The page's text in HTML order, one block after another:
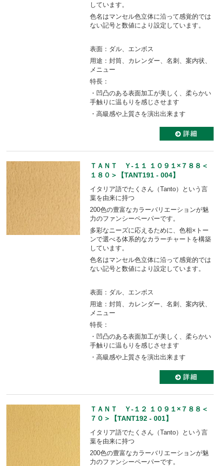
しています。
色名はマンセル色立体に沿って感覚的では
ない記号と数値により設定しています。
表面：ダル、エンボス
用途：封筒、カレンダー、名刺、案内状、
メニュー
特長：
・凹凸のある表面加工が美しく、柔らかい
手触りに温もりを感じさせます
・高級感や上質さを演出出来ます
ＴＡＮＴ Ｙ-１１ １０９１×７８８＜
１８０＞【TANT191 - 004】
イタリア語でたくさん（Tanto）という言
葉を由来に持つ
200色の豊富なカラーバリエーションが魅
力のファンシーペーパーです。
多彩なニーズに応えるために、色相×トー
ンで選べる体系的なカラーチャートを構築
しています。
色名はマンセル色立体に沿って感覚的では
ない記号と数値により設定しています。
表面：ダル、エンボス
用途：封筒、カレンダー、名刺、案内状、
メニュー
特長：
・凹凸のある表面加工が美しく、柔らかい
手触りに温もりを感じさせます
・高級感や上質さを演出出来ます
ＴＡＮＴ Ｙ-１２ １０９１×７８８＜
７０＞【TANT192 - 001】
イタリア語でたくさん（Tanto）という言
葉を由来に持つ
200色の豊富なカラーバリエーションが魅
力のファンシーペーパーです。